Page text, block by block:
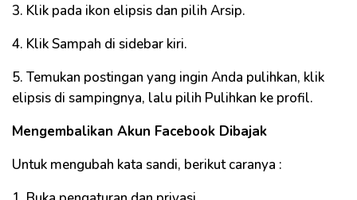
3. Klik pada ikon elipsis dan pilih Arsip.
4. Klik Sampah di sidebar kiri.
5. Temukan postingan yang ingin Anda pulihkan, klik
elipsis di sampingnya, lalu pilih Pulihkan ke profil.
Mengembalikan Akun Facebook Dibajak
Untuk mengubah kata sandi, berikut caranya :